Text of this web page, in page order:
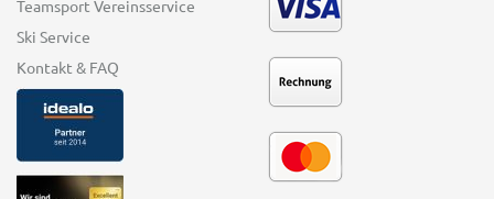
Teamsport Vereinsservice
Ski Service
Kontakt & FAQ